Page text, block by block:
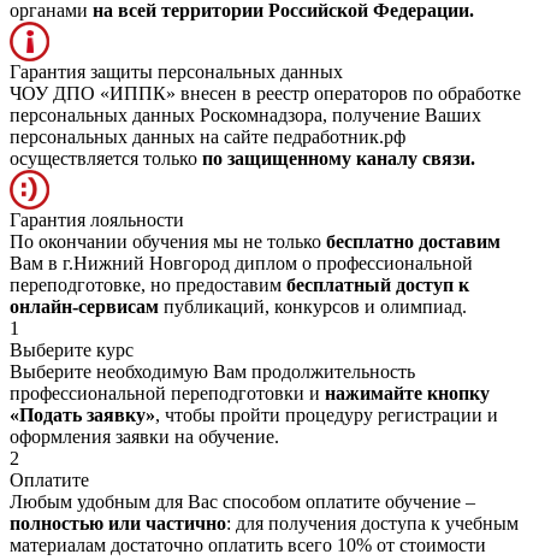
органами на всей территории Российской Федерации.
Гарантия защиты персональных данных
ЧОУ ДПО «ИППК» внесен в реестр операторов по обработке
персональных данных Роскомнадзора, получение Ваших
персональных данных на сайте педработник.рф
осуществляется только по защищенному каналу связи.
Гарантия лояльности
По окончании обучения мы не только бесплатно доставим
Вам в г.Нижний Новгород диплом о профессиональной
переподготовке, но предоставим бесплатный доступ к
онлайн-сервисам публикаций, конкурсов и олимпиад.
1
Выберите курс
Выберите необходимую Вам продолжительность
профессиональной переподготовки и нажимайте кнопку
«Подать заявку», чтобы пройти процедуру регистрации и
оформления заявки на обучение.
2
Оплатите
Любым удобным для Вас способом оплатите обучение –
полностью или частично: для получения доступа к учебным
материалам достаточно оплатить всего 10% от стоимости